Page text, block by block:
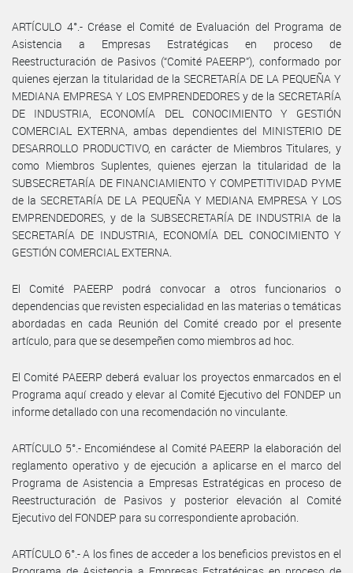
ARTÍCULO 4°.- Créase el Comité de Evaluación del Programa de
Asistencia a Empresas Estratégicas en proceso de
Reestructuración de Pasivos (“Comité PAEERP”), conformado por
quienes ejerzan la titularidad de la SECRETARÍA DE LA PEQUEÑA Y
MEDIANA EMPRESA Y LOS EMPRENDEDORES y de la SECRETARÍA
DE INDUSTRIA, ECONOMÍA DEL CONOCIMIENTO Y GESTIÓN
COMERCIAL EXTERNA, ambas dependientes del MINISTERIO DE
DESARROLLO PRODUCTIVO, en carácter de Miembros Titulares, y
como Miembros Suplentes, quienes ejerzan la titularidad de la
SUBSECRETARÍA DE FINANCIAMIENTO Y COMPETITIVIDAD PYME
de la SECRETARÍA DE LA PEQUEÑA Y MEDIANA EMPRESA Y LOS
EMPRENDEDORES, y de la SUBSECRETARÍA DE INDUSTRIA de la
SECRETARÍA DE INDUSTRIA, ECONOMÍA DEL CONOCIMIENTO Y
GESTIÓN COMERCIAL EXTERNA.
El Comité PAEERP podrá convocar a otros funcionarios o
dependencias que revisten especialidad en las materias o temáticas
abordadas en cada Reunión del Comité creado por el presente
artículo, para que se desempeñen como miembros ad hoc.
El Comité PAEERP deberá evaluar los proyectos enmarcados en el
Programa aquí creado y elevar al Comité Ejecutivo del FONDEP un
informe detallado con una recomendación no vinculante.
ARTÍCULO 5°.- Encomiéndese al Comité PAEERP la elaboración del
reglamento operativo y de ejecución a aplicarse en el marco del
Programa de Asistencia a Empresas Estratégicas en proceso de
Reestructuración de Pasivos y posterior elevación al Comité
Ejecutivo del FONDEP para su correspondiente aprobación.
ARTÍCULO 6°.- A los fines de acceder a los beneficios previstos en el